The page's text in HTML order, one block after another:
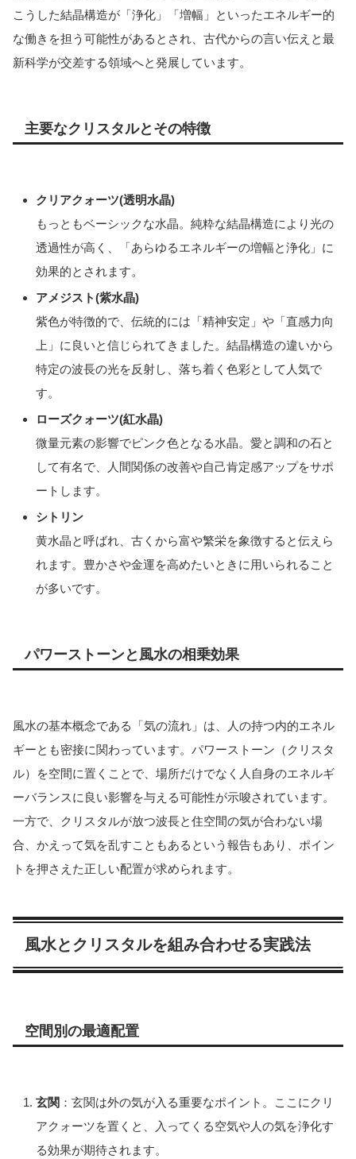
こうした結晶構造が「浄化」「増幅」といったエネルギー的
な働きを担う可能性があるとされ、古代からの言い伝えと最
新科学が交差する領域へと発展しています。
主要なクリスタルとその特徴
クリアクォーツ(透明水晶)
もっともベーシックな水晶。純粋な結晶構造により光の
透過性が高く、「あらゆるエネルギーの増幅と浄化」に
効果的とされます。
アメジスト(紫水晶)
紫色が特徴的で、伝統的には「精神安定」や「直感力向
上」に良いと信じられてきました。結晶構造の違いから
特定の波長の光を反射し、落ち着く色彩として人気で
す。
ローズクォーツ(紅水晶)
微量元素の影響でピンク色となる水晶。愛と調和の石と
して有名で、人間関係の改善や自己肯定感アップをサポ
ートします。
シトリン
黄水晶と呼ばれ、古くから富や繁栄を象徴すると伝えら
れます。豊かさや金運を高めたいときに用いられること
が多いです。
パワーストーンと風水の相乗効果
風水の基本概念である「気の流れ」は、人の持つ内的エネル
ギーとも密接に関わっています。パワーストーン（クリスタ
ル）を空間に置くことで、場所だけでなく人自身のエネルギ
ーバランスに良い影響を与える可能性が示唆されています。
一方で、クリスタルが放つ波長と住空間の気が合わない場
合、かえって気を乱すこともあるという報告もあり、ポイン
トを押さえた正しい配置が求められます。
風水とクリスタルを組み合わせる実践法
空間別の最適配置
玄関 ：玄関は外の気が入る重要なポイント。ここにクリ
アクォーツを置くと、入ってくる空気や人の気を浄化す
る効果が期待されます。